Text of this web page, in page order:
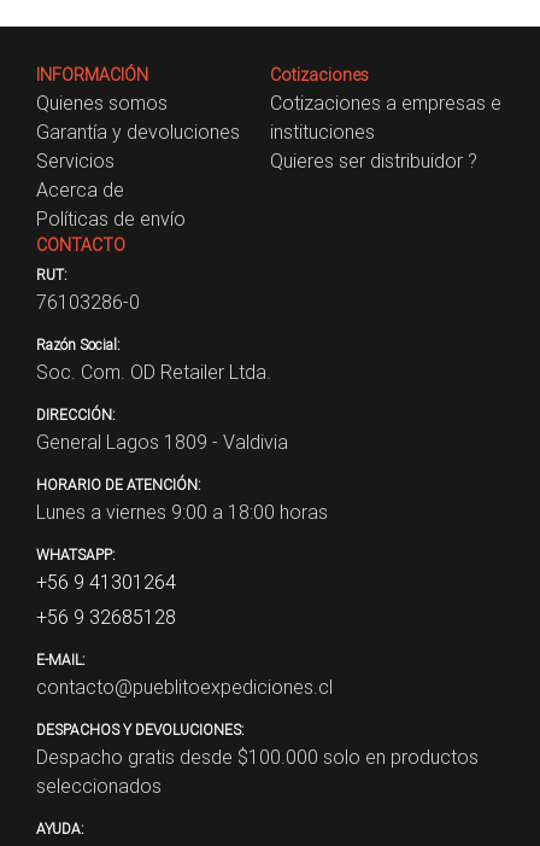
INFORMACIÓN
Quienes somos
Garantía y devoluciones
Servicios
Acerca de
Políticas de envío
Cotizaciones
Cotizaciones a empresas e
instituciones
Quieres ser distribuidor ?
CONTACTO
RUT:
76103286-0
Razón Social:
Soc. Com. OD Retailer Ltda.
DIRECCIÓN:
General Lagos 1809 - Valdivia
HORARIO DE ATENCIÓN:
Lunes a viernes 9:00 a 18:00 horas
WHATSAPP:
+56 9 41301264
+56 9 32685128
E-MAIL:
contacto@pueblitoexpediciones.cl
DESPACHOS Y DEVOLUCIONES:
Despacho gratis desde $100.000 solo en productos
seleccionados
AYUDA: